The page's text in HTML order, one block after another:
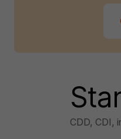
CDD, CDI,